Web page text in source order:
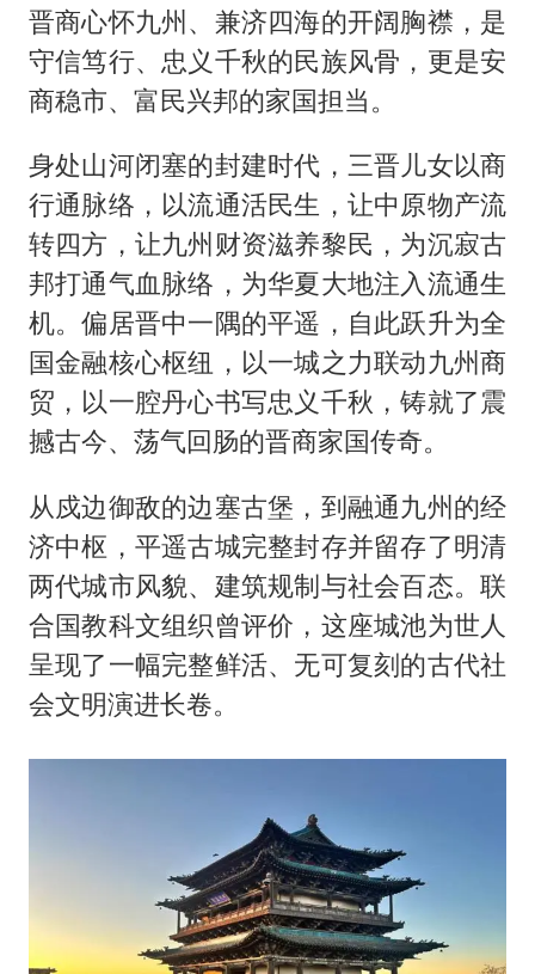
晋商心怀九州、兼济四海的开阔胸襟，是
守信笃行、忠义千秋的民族风骨，更是安
商稳市、富民兴邦的家国担当。
身处山河闭塞的封建时代，三晋儿女以商
行通脉络，以流通活民生，让中原物产流
转四方，让九州财资滋养黎民，为沉寂古
邦打通气血脉络，为华夏大地注入流通生
机。偏居晋中一隅的平遥，自此跃升为全
国金融核心枢纽，以一城之力联动九州商
贸，以一腔丹心书写忠义千秋，铸就了震
撼古今、荡气回肠的晋商家国传奇。
从戍边御敌的边塞古堡，到融通九州的经
济中枢，平遥古城完整封存并留存了明清
两代城市风貌、建筑规制与社会百态。联
合国教科文组织曾评价，这座城池为世人
呈现了一幅完整鲜活、无可复刻的古代社
会文明演进长卷。